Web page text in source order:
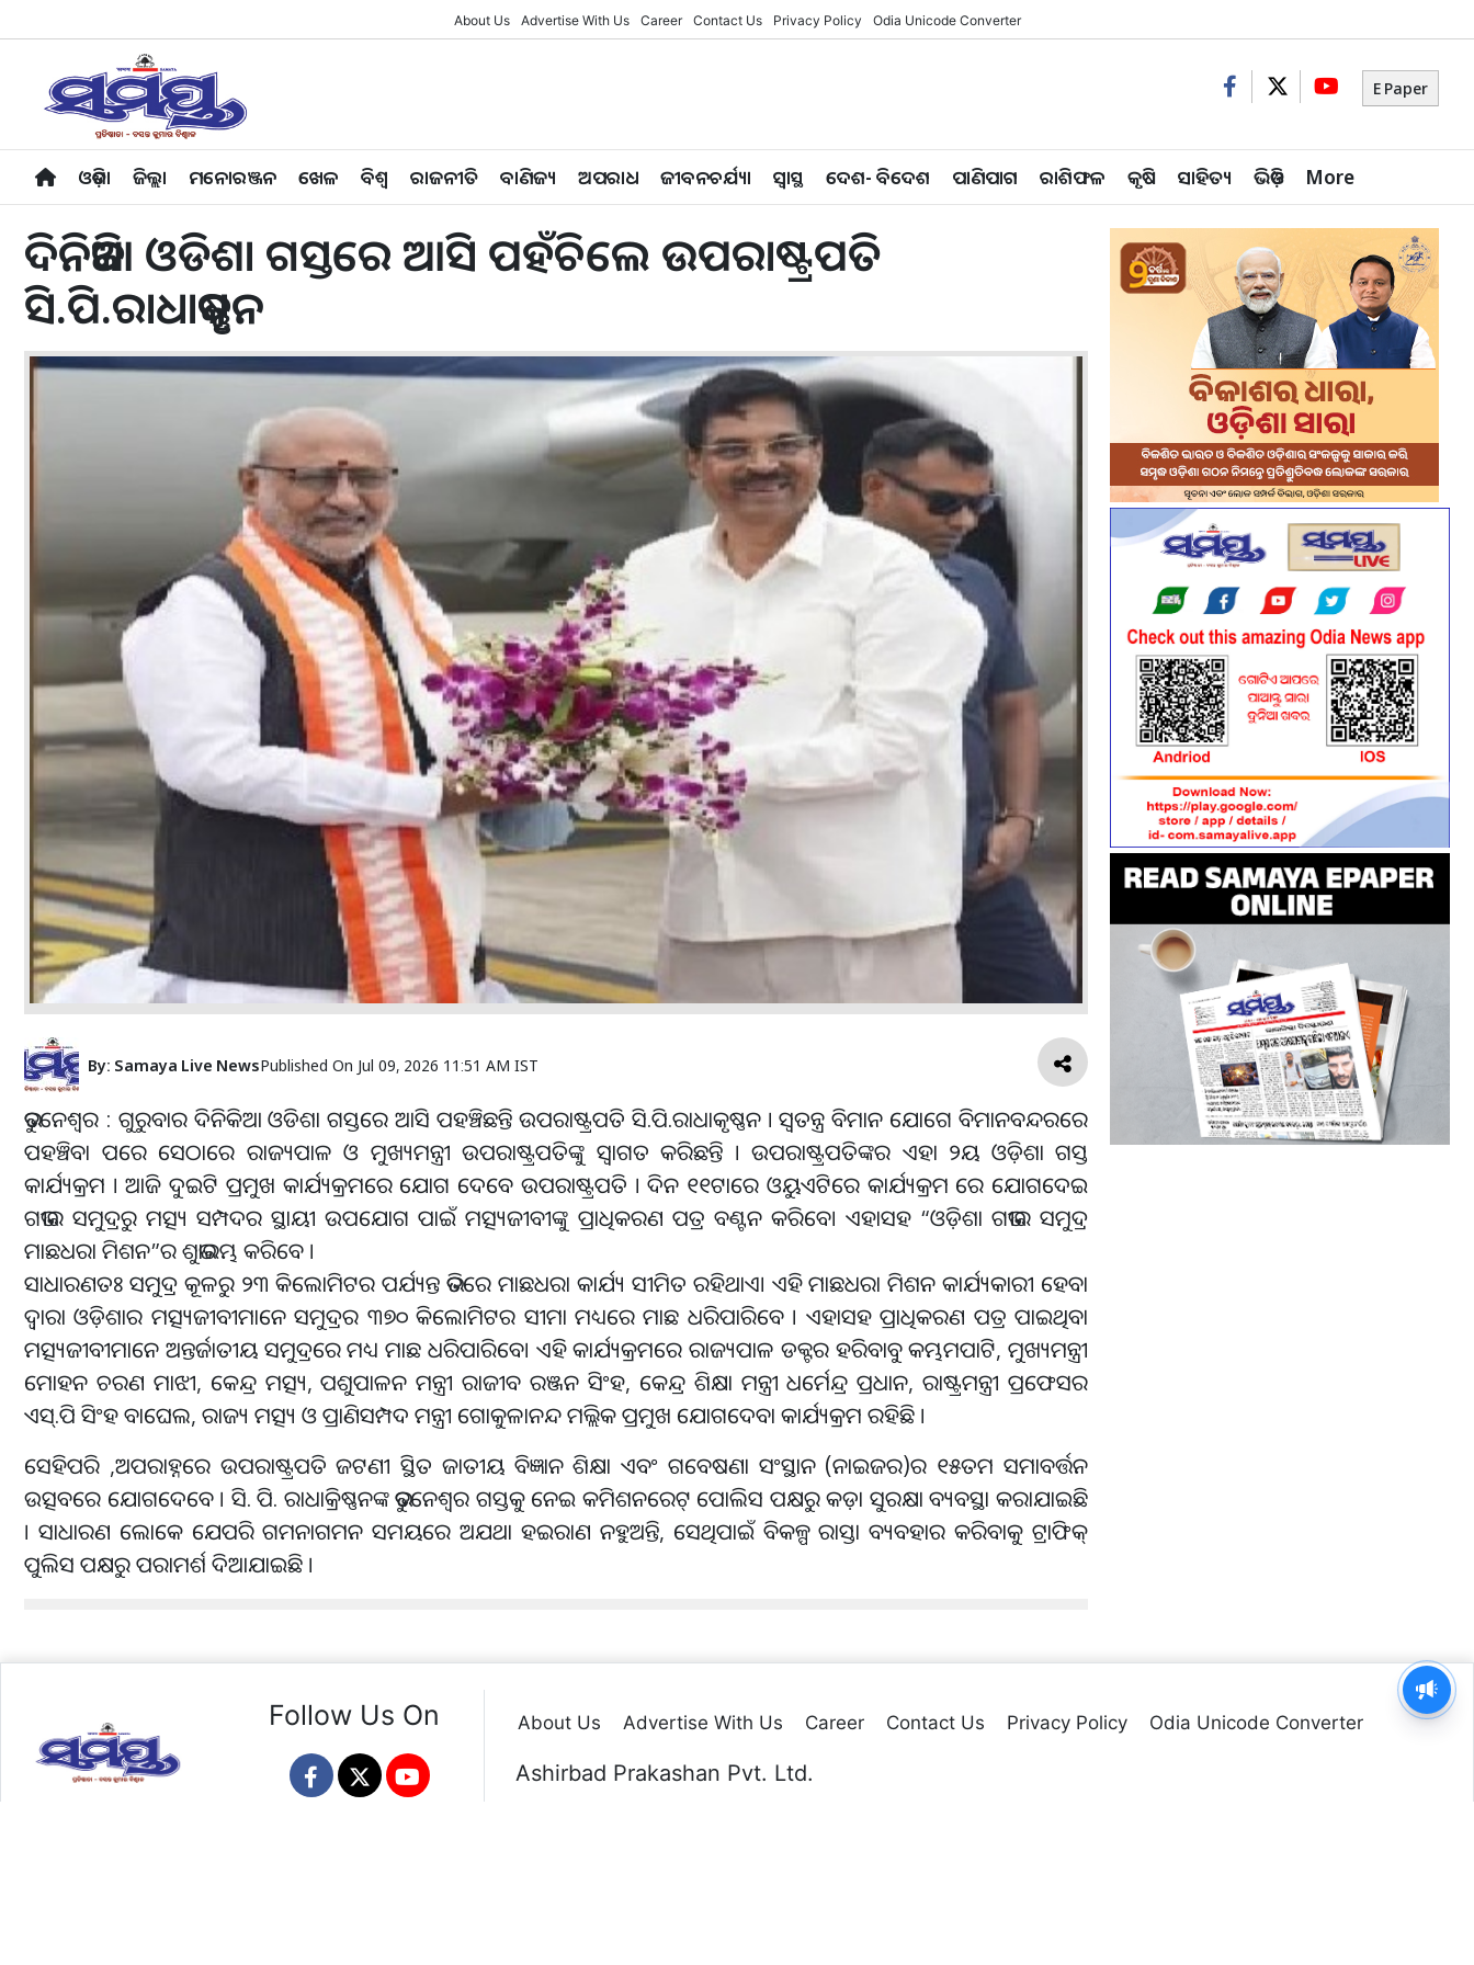
About Us Advertise With Us Career Contact Us Privacy Policy Odia Unicode Converter
E Paper
ଓଡ଼ିଶା ଜିଲ୍ଲା ମନୋରଞ୍ଜନ ଖେଳ ବିଶ୍ବ ରାଜନୀତି ବାଣିଜ୍ୟ ଅପରାଧ ଜୀବନଚର୍ଯ୍ୟା ସ୍ୱାସ୍ଥ ଦେଶ- ବିଦେଶ ପାଣିପାଗ ରାଶିଫଳ କୃଷି ସାହିତ୍ୟ ଭିଡ଼ିଓ More
ଦିନିକିଆ ଓଡିଶା ଗସ୍ତରେ ଆସି ପହଁଚିଲେ ଉପରାଷ୍ଟ୍ରପତି
ସି.ପି.ରାଧାକୃଷ୍ଣନ
By: Samaya Live NewsPublished On Jul 09, 2026 11:51 AM IST
ଭୁବନେଶ୍ୱର : ଗୁରୁବାର ଦିନିକିଆ ଓଡିଶା ଗସ୍ତରେ ଆସି ପହଞ୍ଚିଛନ୍ତି ଉପରାଷ୍ଟ୍ରପତି ସି.ପି.ରାଧାକୃଷ୍ଣନ । ସ୍ବତନ୍ତ୍ର ବିମାନ ଯୋଗେ ବିମାନବନ୍ଦରରେ
ପହଞ୍ଚିବା ପରେ ସେଠାରେ ରାଜ୍ୟପାଳ ଓ ମୁଖ୍ୟମନ୍ତ୍ରୀ ଉପରାଷ୍ଟ୍ରପତିଙ୍କୁ ସ୍ବାଗତ କରିଛନ୍ତି । ଉପରାଷ୍ଟ୍ରପତିଙ୍କର ଏହା ୨ୟ ଓଡ଼ିଶା ଗସ୍ତ
କାର୍ଯ୍ୟକ୍ରମ । ଆଜି ଦୁଇଟି ପ୍ରମୁଖ କାର୍ଯ୍ୟକ୍ରମରେ ଯୋଗ ଦେବେ ଉପରାଷ୍ଟ୍ରପତି । ଦିନ ୧୧ଟାରେ ଓୟୁଏଟିରେ କାର୍ଯ୍ୟକ୍ରମ ରେ ଯୋଗଦେଇ
ଗଭୀର ସମୁଦ୍ରରୁ ମତ୍ସ୍ୟ ସମ୍ପଦର ସ୍ଥାୟୀ ଉପଯୋଗ ପାଇଁ ମତ୍ସ୍ୟଜୀବୀଙ୍କୁ ପ୍ରାଧିକରଣ ପତ୍ର ବଣ୍ଟନ କରିବେ। ଏହାସହ “ଓଡ଼ିଶା ଗଭୀର ସମୁଦ୍ର
ମାଛଧରା ମିଶନ”ର ଶୁଭାରମ୍ଭ କରିବେ ।
ସାଧାରଣତଃ ସମୁଦ୍ର କୂଳରୁ ୨୩ କିଲୋମିଟର ପର୍ଯ୍ୟନ୍ତ ଭିତରେ ମାଛଧରା କାର୍ଯ୍ୟ ସୀମିତ ରହିଥାଏ। ଏହି ମାଛଧରା ମିଶନ କାର୍ଯ୍ୟକାରୀ ହେବା
ଦ୍ବାରା ଓଡ଼ିଶାର ମତ୍ସ୍ୟଜୀବୀମାନେ ସମୁଦ୍ରର ୩୭୦ କିଲୋମିଟର ସୀମା ମଧ୍ୟରେ ମାଛ ଧରିପାରିବେ । ଏହାସହ ପ୍ରାଧିକରଣ ପତ୍ର ପାଇଥିବା
ମତ୍ସ୍ୟଜୀବୀମାନେ ଅନ୍ତର୍ଜାତୀୟ ସମୁଦ୍ରରେ ମଧ୍ୟ ମାଛ ଧରିପାରିବେ। ଏହି କାର୍ଯ୍ୟକ୍ରମରେ ରାଜ୍ୟପାଳ ଡକ୍ଟର ହରିବାବୁ କମ୍ଭମପାଟି, ମୁଖ୍ୟମନ୍ତ୍ରୀ
ମୋହନ ଚରଣ ମାଝୀ, କେନ୍ଦ୍ର ମତ୍ସ୍ୟ, ପଶୁପାଳନ ମନ୍ତ୍ରୀ ରାଜୀବ ରଞ୍ଜନ ସିଂହ, କେନ୍ଦ୍ର ଶିକ୍ଷା ମନ୍ତ୍ରୀ ଧର୍ମେନ୍ଦ୍ର ପ୍ରଧାନ, ରାଷ୍ଟ୍ରମନ୍ତ୍ରୀ ପ୍ରଫେସର
ଏସ୍‌.ପି ସିଂହ ବାଘେଲ, ରାଜ୍ୟ ମତ୍ସ୍ୟ ଓ ପ୍ରାଣିସମ୍ପଦ ମନ୍ତ୍ରୀ ଗୋକୁଳାନନ୍ଦ ମଲ୍ଲିକ ପ୍ରମୁଖ ଯୋଗଦେବା କାର୍ଯ୍ୟକ୍ରମ ରହିଛି ।
ସେହିପରି ,ଅପରାହ୍ନରେ ଉପରାଷ୍ଟ୍ରପତି ଜଟଣୀ ସ୍ଥିତ ଜାତୀୟ ବିଜ୍ଞାନ ଶିକ୍ଷା ଏବଂ ଗବେଷଣା ସଂସ୍ଥାନ (ନାଇଜର)ର ୧୫ତମ ସମାବର୍ତ୍ତନ
ଉତ୍ସବରେ ଯୋଗଦେବେ । ସି. ପି. ରାଧାକ୍ରିଷ୍ଣନଙ୍କ ଭୁବନେଶ୍ୱର ଗସ୍ତକୁ ନେଇ କମିଶନରେଟ୍ ପୋଲିସ ପକ୍ଷରୁ କଡ଼ା ସୁରକ୍ଷା ବ୍ୟବସ୍ଥା କରାଯାଇଛି
। ସାଧାରଣ ଲୋକେ ଯେପରି ଗମନାଗମନ ସମୟରେ ଅଯଥା ହଇରାଣ ନହୁଅନ୍ତି, ସେଥିପାଇଁ ବିକଳ୍ପ ରାସ୍ତା ବ୍ୟବହାର କରିବାକୁ ଟ୍ରାଫିକ୍
ପୁଲିସ ପକ୍ଷରୁ ପରାମର୍ଶ ଦିଆଯାଇଛି ।
Follow Us On About Us Advertise With Us Career Contact Us Privacy Policy Odia Unicode Converter
Ashirbad Prakashan Pvt. Ltd.